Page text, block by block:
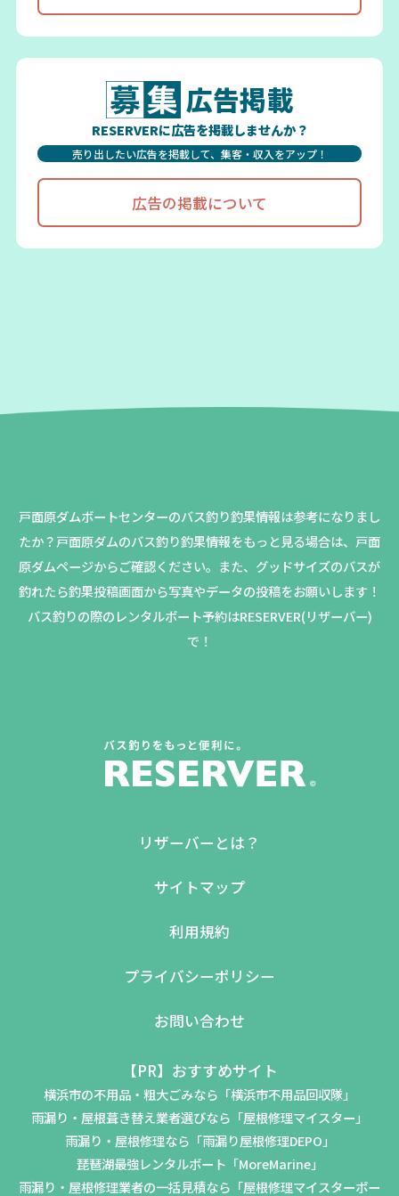
広告掲載
RESERVERに広告を掲載しませんか？
売り出したい広告を掲載して、集客・収入をアップ！
広告の掲載について
戸面原ダムボートセンターのバス釣り釣果情報は参考になりまし
たか？戸面原ダムのバス釣り釣果情報をもっと見る場合は、戸面
原ダムページからご確認ください。 また、グッドサイズのバスが
釣れたら釣果投稿画面から写真やデータの投稿をお願いします！
バス釣りの際のレンタルボート予約はRESERVER(リザーバー)
で！
リザーバーとは？
サイトマップ
利用規約
プライバシーポリシー
お問い合わせ
【PR】おすすめサイト
横浜市の不用品・粗大ごみなら「横浜市不用品回収隊」
雨漏り・屋根葺き替え業者選びなら「屋根修理マイスター」
雨漏り・屋根修理なら「雨漏り屋根修理DEPO」
琵琶湖最強レンタルボート「MoreMarine」
雨漏り・屋根修理業者の一括見積なら「屋根修理マイスターポー